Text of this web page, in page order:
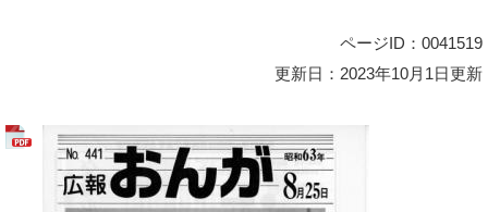
ページID：0041519
更新日：2023年10月1日更新